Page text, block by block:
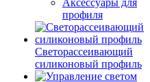
Аксессуары для
профиля
Светорассеивающий
силиконовый профиль